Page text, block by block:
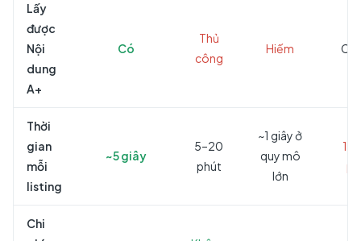
Lấy
được
Nội
dung
A+
Có
Thủ
công
Hiếm Có
Thời
gian
mỗi
listing
~5 giây
5–20
phút
~1 giây ở
quy mô
lớn
Chi